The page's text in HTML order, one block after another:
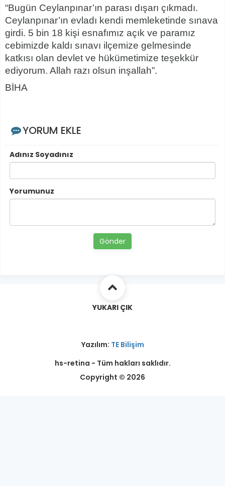
“Bugün Ceylanpınar’ın parası dışarı çıkmadı.
Ceylanpınar’ın evladı kendi memleketinde sınava
girdi. 5 bin 18 kişi esnafımız açık ve paramız
cebimizde kaldı sınavı ilçemize gelmesinde
katkısı olan devlet ve hükümetimize teşekkür
ediyorum. Allah razı olsun inşallah”.
BİHA
YORUM EKLE
Adınız Soyadınız
Yorumunuz
Gönder
YUKARI ÇIK
Yazılım: TE Bilişim
hs-retina - Tüm hakları saklıdır.
Copyright © 2026